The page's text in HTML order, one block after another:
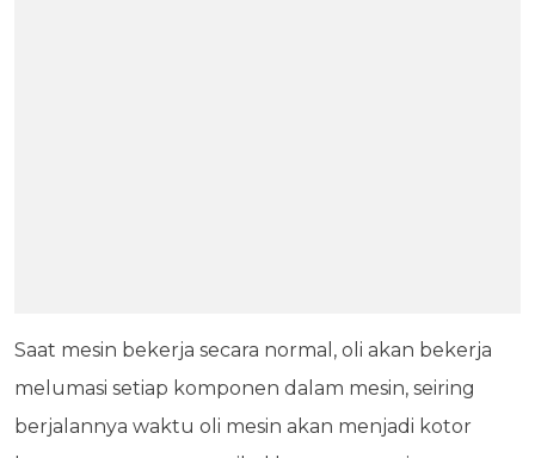
Saat mesin bekerja secara normal, oli akan bekerja
melumasi setiap komponen dalam mesin, seiring
berjalannya waktu oli mesin akan menjadi kotor